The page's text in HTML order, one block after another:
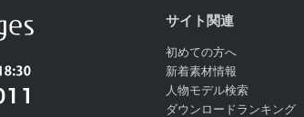
サイト関連
初めての方へ
新着素材情報
人物モデル検索
ダウンロードランキング